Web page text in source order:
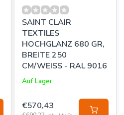
SAINT CLAIR
TEXTILES
HOCHGLANZ 680 GR,
BREITE 250
CM/WEISS - RAL 9016
Auf Lager
€570,43